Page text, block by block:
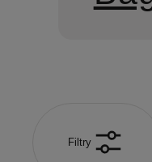
Filtry